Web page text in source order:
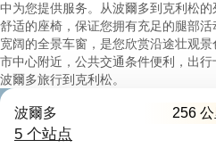
中为您提供服务。从波爾多到克利松
舒适的座椅，保证您拥有充足的腿部
宽阔的全景车窗，是您欣赏沿途壮观
市中心附近，公共交通条件便利，出
波爾多旅行到克利松。
波爾多 256 公
5 个站点